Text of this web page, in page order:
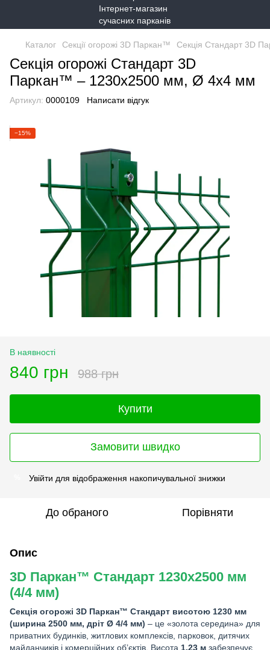
Каталог Секції огорожі 3D Паркан™ Секція Стандарт 3D
Секція огорожі Стандарт 3D
Паркан™ – 1230х2500 мм, Ø 4х4 мм
Артикул: 0000109 Написати відгук
−15%
В наявності
840 грн 988 грн
Купити
Замовити швидко
Увійти для відображення накопичувальної знижки
До обраного Порівняти
Опис
3D Паркан™ Стандарт 1230x2500 мм
(4/4 мм)
Секція огорожі 3D Паркан™ Стандарт висотою 1230 мм
(ширина 2500 мм, дріт Ø 4/4 мм) – це «золота середина» для
приватних будинків, житлових комплексів, парковок, дитячих
майданчиків і комерційних об’єктів. Висота 1.23 м забезпечує